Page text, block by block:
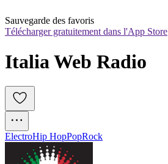
Sauvegarde des favoris
Télécharger gratuitement dans l'App Store
Italia Web Radio
ElectroHip HopPopRock